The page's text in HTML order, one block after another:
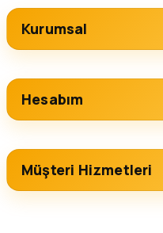
Kurumsal
Hesabım
Müşteri Hizmetleri